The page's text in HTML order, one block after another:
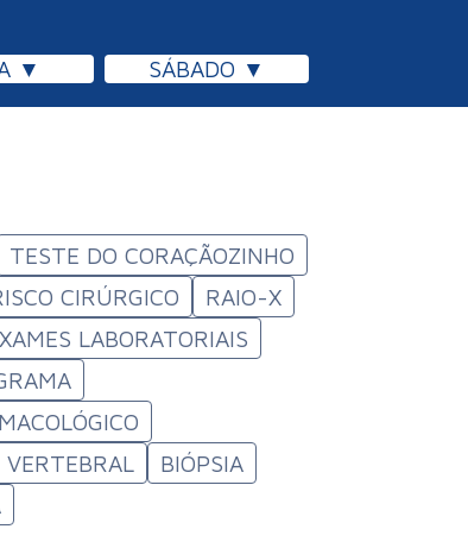
SÁBADO
TESTE DO CORAÇÃOZINHO
CIRÚRGICO
RAIO-X
LABORATORIAIS
VERTEBRAL
BIÓPSIA